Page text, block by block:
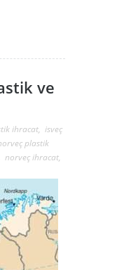
ve
ihracat, isveç
plastik
norveç ihracat,